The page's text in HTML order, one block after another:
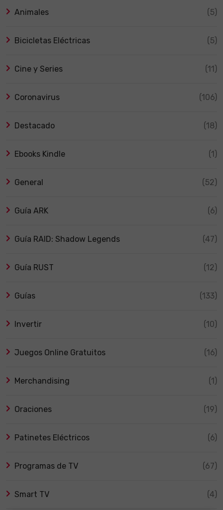
Animales (5)
Bicicletas Eléctricas (5)
Cine y Series (11)
Coronavirus (106)
Destacado (18)
Ebooks Kindle (1)
General (52)
Guía ARK (6)
Guía RAID: Shadow Legends (47)
Guía RUST (12)
Guías (133)
Invertir (10)
Juegos Online Gratuitos (16)
Merchandising (1)
Oraciones (19)
Patinetes Eléctricos (6)
Programas de TV (67)
Smart TV (4)